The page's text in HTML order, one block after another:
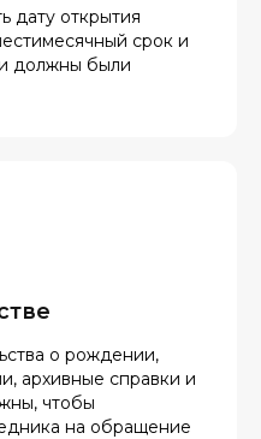
дату открытия
срок и
должны были
о рождении,
архивные справки и
чтобы
на обращение